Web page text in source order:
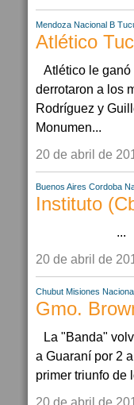
Mendoza Nacional B
Atlético
Atlético le
derrotaron a los
Rodríguez y
Monumen...
20 de abril de
Buenos Aires Cordoba
Instituto
...
20 de abril de
Chubut Misiones
Gmo.
La "Banda"
a Guaraní por 2
primer triunfo de
20 de abril de